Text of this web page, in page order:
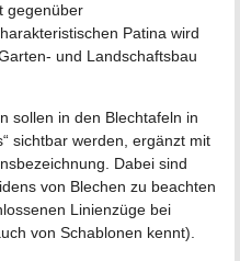
gegenüber
Patina wird
und Landschaftsbau
sollen in den Blechtafeln in
sichtbar werden, ergänzt mit
Dabei sind
von Blechen zu beachten
Linienzüge bei
von Schablonen kennt).